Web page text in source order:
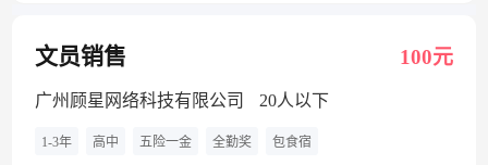
文员销售 100元
广州顾星网络科技有限公司 20人以下
1-3年 高中 五险一金 全勤奖 包食宿